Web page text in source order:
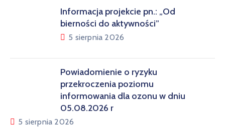
Informacja projekcie pn.: „Od
bierności do aktywności”
5 sierpnia 2026
Powiadomienie o ryzyku
przekroczenia poziomu
informowania dla ozonu w dniu
05.08.2026 r
5 sierpnia 2026